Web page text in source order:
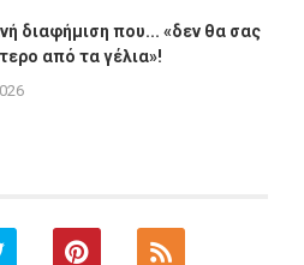
διαφήμιση που... «δεν θα σας
από τα γέλια»!